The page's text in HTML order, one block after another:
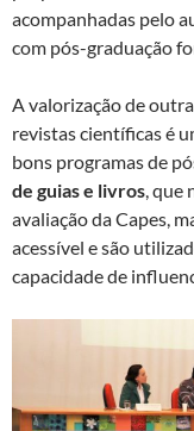
acompanhadas pelo
com pós-graduação
A valorização de
revistas científicas é
bons programas de
de guias e livros, que
avaliação da Capes,
acessível e são
capacidade de